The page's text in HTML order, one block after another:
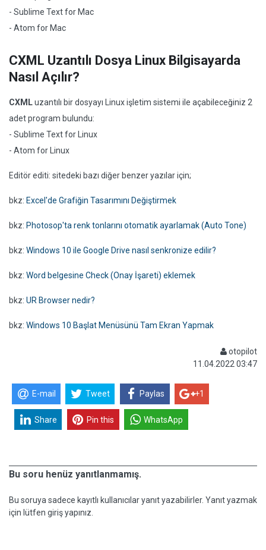
- Sublime Text for Mac
- Atom for Mac
CXML Uzantılı Dosya Linux Bilgisayarda
Nasıl Açılır?
CXMLuzantılı bir dosyayı Linux işletim sistemi ile açabileceğiniz 2
adet program bulundu:
- Sublime Text for Linux
- Atom for Linux
Editör editi: sitedeki bazı diğer benzer yazılar için;
bkz: Excel'de Grafiğin Tasarımını Değiştirmek
bkz: Photosop'ta renk tonlarını otomatik ayarlamak (Auto Tone)
bkz: Windows 10 ile Google Drive nasıl senkronize edilir?
bkz: Word belgesine Check (Onay İşareti) eklemek
bkz: UR Browser nedir?
bkz: Windows 10 Başlat Menüsünü Tam Ekran Yapmak
otopilot
11.04.2022 03:47
E-mail Tweet Paylas +1
Share Pin this WhatsApp
Bu soru henüz yanıtlanmamış.
Bu soruya sadece kayıtlı kullanıcılar yanıt yazabilirler. Yanıt yazmak
için lütfen giriş yapınız.